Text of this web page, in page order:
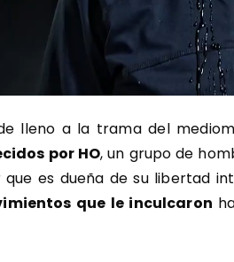
lleno a la trama del
por HO, un grupo de
es dueña de su libertad
que le inculcaron